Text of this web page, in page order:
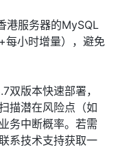
港服务器的MySQL
每小时增量），避免
版本快速部署，
描潜在风险点（如
务中断概率。若需
系技术支持获取一